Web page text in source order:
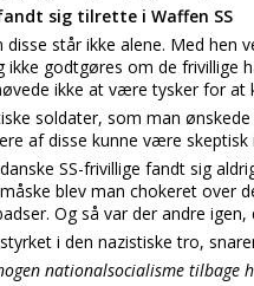
sig tilrette i Waffen SS
disse står ikke alene. Med
ikke godtgøres om de frivillige
ikke at være tysker for
soldater, som man
af disse kunne være
SS-frivillige fandt sig
blev man chokeret over
Og så var der andre
i den nazistiske tro,
nationalsocialisme tilbage